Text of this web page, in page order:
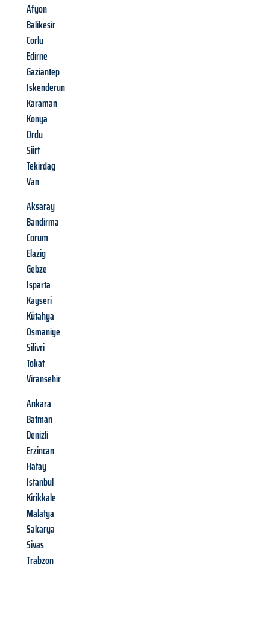
Afyon
Balikesir
Corlu
Edirne
Gaziantep
Iskenderun
Karaman
Konya
Ordu
Siirt
Tekirdag
Van
Aksaray
Bandirma
Corum
Elazig
Gebze
Isparta
Kayseri
Kütahya
Osmaniye
Silivri
Tokat
Viransehir
Ankara
Batman
Denizli
Erzincan
Hatay
Istanbul
Kirikkale
Malatya
Sakarya
Sivas
Trabzon